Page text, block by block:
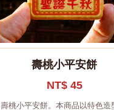
壽桃小平安餅
NT$ 45
壽桃小平安餅。本商品以特色造